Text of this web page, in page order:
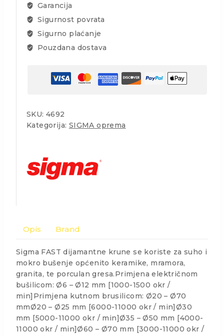
dijamatna
kruna
količina
Garancija
Sigurnost povrata
Sigurno plaćanje
Pouzdana dostava
SKU: 4692
Kategorija: SIGMA oprema
Opis Brand
Sigma FAST dijamantne krune se koriste za suho i
mokro bušenje općenito keramike, mramora,
granita, te porculan gresa.Primjena električnom
bušilicom: Ø6 – Ø12 mm [1000-1500 okr /
min]Primjena kutnom brusilicom: Ø20 – Ø70
mmØ20 – Ø25 mm [6000-11000 okr / min]Ø30
mm [5000-11000 okr / min]Ø35 – Ø50 mm [4000-
11000 okr / min]Ø60 – Ø70 mm [3000-11000 okr /